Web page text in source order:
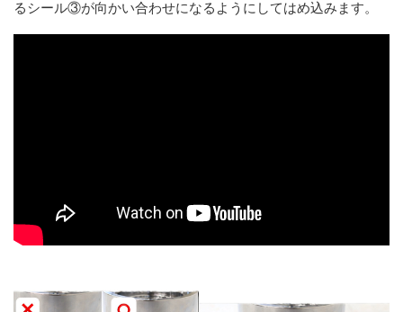
るシール③が向かい合わせになるようにしてはめ込みます。